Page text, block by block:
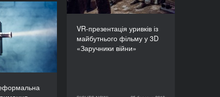
VR-презентація уривків із
майбутнього фільму у 3D
«Заручники війни»
дотримання
прав
ТРИВАЛІСТЬ